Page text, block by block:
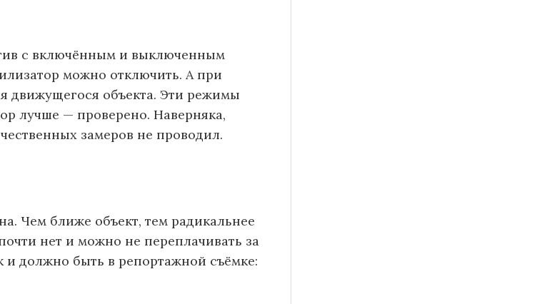
с включённым и выключенным
можно отключить. А при
движущегося объекта. Эти режимы
лучше — проверено. Наверняка,
замеров не проводил.
Чем ближе объект, тем радикальнее
нет и можно не переплачивать за
и должно быть в репортажной съёмке: